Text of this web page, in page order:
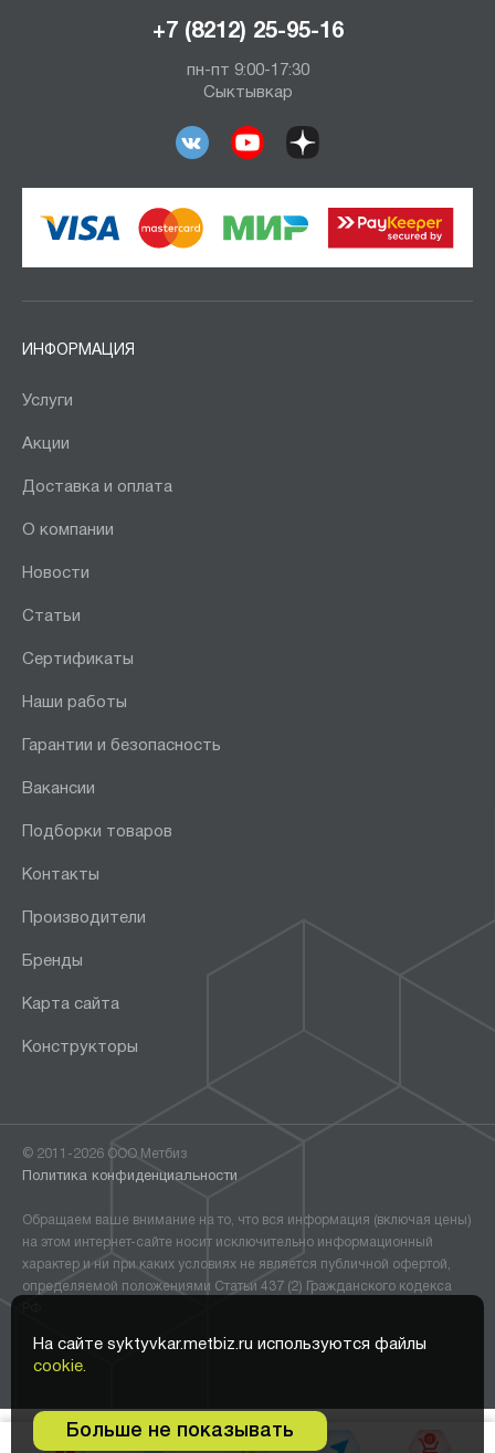
0
На сайте syktyvkar.metbiz.ru используются файлы
cookie.
Больше не показывать
+7 (8212) 25-95-16
пн-пт 9:00-17:30
Сыктывкар
ИНФОРМАЦИЯ
Услуги
Акции
Доставка и оплата
О компании
Новости
Статьи
Сертификаты
Наши работы
Гарантии и безопасность
Вакансии
Подборки товаров
Контакты
Производители
Бренды
Карта сайта
Конструкторы
© 2011-2026 ООО Метбиз
Политика конфиденциальности
Обращаем ваше внимание на то, что вся информация (включая цены)
на этом интернет-сайте носит исключительно информационный
характер и ни при каких условиях не является публичной офертой,
определяемой положениями Статьи 437 (2) Гражданского кодекса